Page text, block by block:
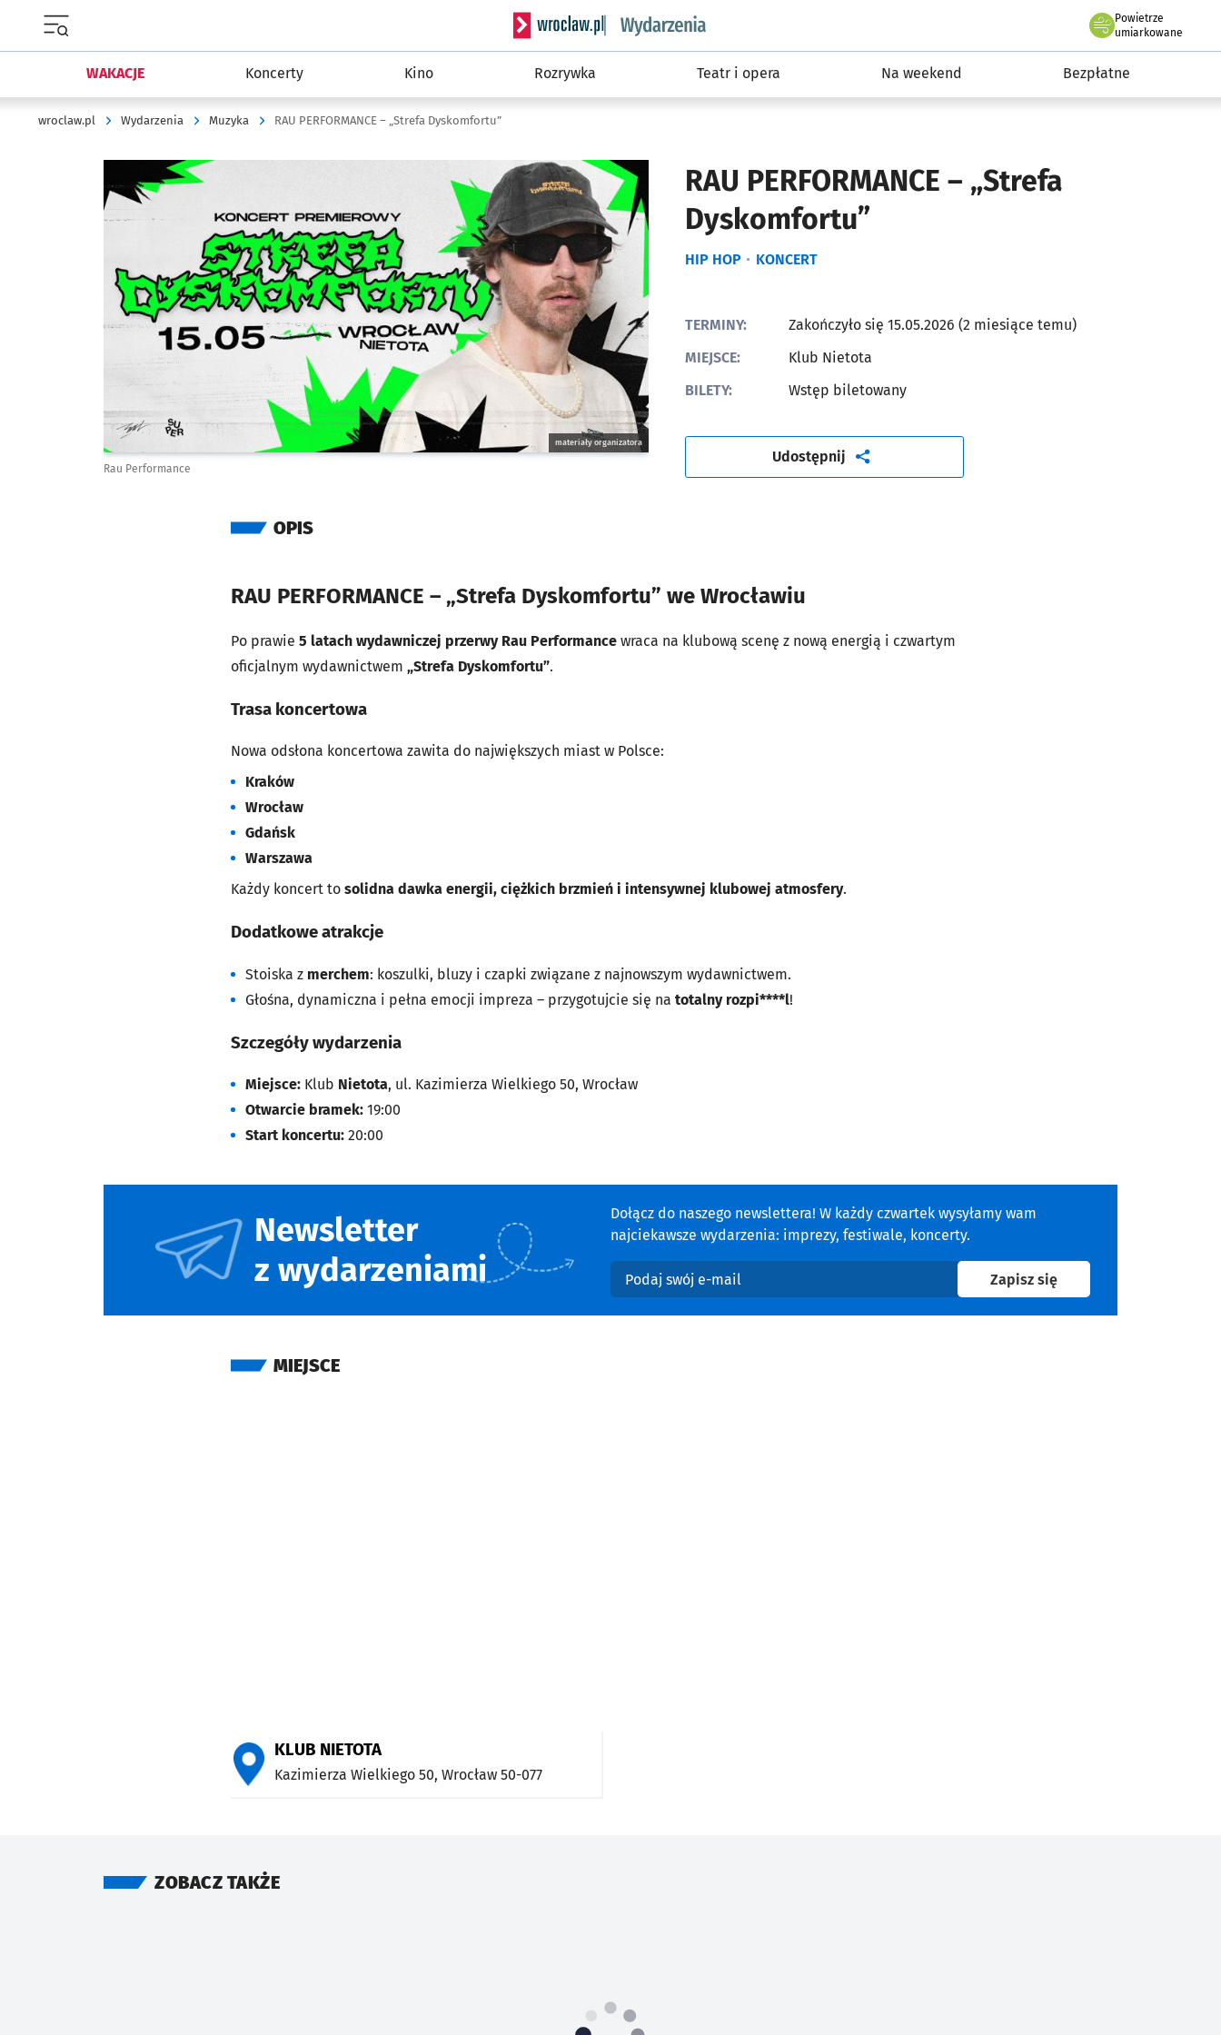
Serwis informacyjny wroclaw.pl podserwis: Wydarzenia
Powietrze
we Wrocławiu
umiarkowane
WAKACJE Koncerty Kino Rozrywka Teatr i opera Na weekend Bezpłatne
wroclaw.pl Wydarzenia Muzyka RAU PERFORMANCE – „Strefa Dyskomfortu”
RAU PERFORMANCE – „Strefa
Dyskomfortu”
HIP HOP KONCERT
Kliknij, aby powiększyć
materiały organizatora
Rau Performance
TERMINY:
Zakończyło się 15.05.2026 (2 miesiące temu)
MIEJSCE:
Klub Nietota
BILETY:
Wstęp biletowany
Udostępnijartykuł
OPIS
RAU PERFORMANCE – „Strefa Dyskomfortu” we Wrocławiu
Po prawie 5 latach wydawniczej przerwy Rau Performance wraca na klubową scenę z nową energią i czwartym
oficjalnym wydawnictwem „Strefa Dyskomfortu”.
Trasa koncertowa
Nowa odsłona koncertowa zawita do największych miast w Polsce:
Kraków
Wrocław
Gdańsk
Warszawa
Każdy koncert to solidna dawka energii, ciężkich brzmień i intensywnej klubowej atmosfery.
Dodatkowe atrakcje
Stoiska z merchem: koszulki, bluzy i czapki związane z najnowszym wydawnictwem.
Głośna, dynamiczna i pełna emocji impreza – przygotujcie się na totalny rozpi****l!
Szczegóły wydarzenia
Miejsce: Klub Nietota, ul. Kazimierza Wielkiego 50, Wrocław
Otwarcie bramek: 19:00
Start koncertu: 20:00
Newsletter
z wydarzeniami
Dołącz do naszego newslettera! W każdy czwartek wysyłamy wam
najciekawsze wydarzenia: imprezy, festiwale, koncerty.
Podaj swój e-mail
Zapisz sięna newsletter
MIEJSCE
KLUB NIETOTA
Kazimierza Wielkiego 50, Wrocław 50-077
ZOBACZ TAKŻE